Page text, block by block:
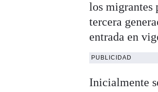
los migrantes
tercera
entrada en
PUBLICIDAD
Inicialmente